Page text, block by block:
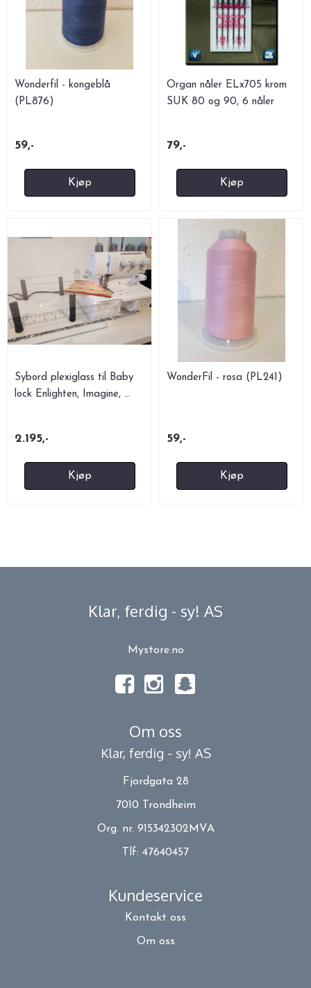
Wonderfil - kongeblå
(PL876)
59,-
Kjøp
Organ nåler ELx705 krom
SUK 80 og 90, 6 nåler
79,-
Kjøp
Sybord plexiglass til Baby
lock Enlighten, Imagine, ...
2.195,-
Kjøp
WonderFil - rosa (PL241)
59,-
Kjøp
Klar, ferdig - sy! AS
Mystore.no
Om oss
Klar, ferdig - sy! AS
Fjordgata 28
7010 Trondheim
Org. nr. 915342302MVA
Tlf: 47640457
Kundeservice
Kontakt oss
Om oss